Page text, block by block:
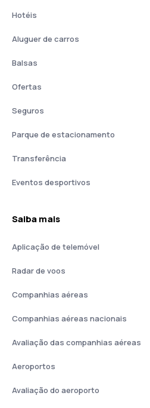
Hotéis
Aluguer de carros
Balsas
Ofertas
Seguros
Parque de estacionamento
Transferência
Eventos desportivos
Saiba mais
Aplicação de telemóvel
Radar de voos
Companhias aéreas
Companhias aéreas nacionais
Avaliação das companhias aéreas
Aeroportos
Avaliação do aeroporto